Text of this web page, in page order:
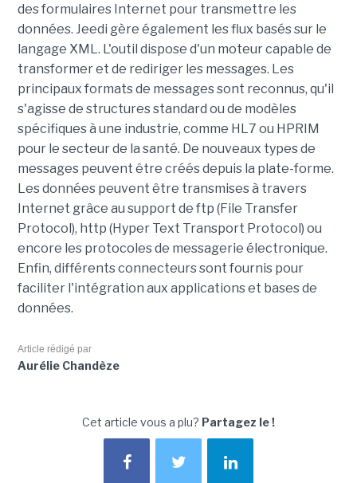
des formulaires Internet pour transmettre les
données. Jeedi gère également les flux basés sur le
langage XML. L'outil dispose d'un moteur capable de
transformer et de rediriger les messages. Les
principaux formats de messages sont reconnus, qu'il
s'agisse de structures standard ou de modèles
spécifiques à une industrie, comme HL7 ou HPRIM
pour le secteur de la santé. De nouveaux types de
messages peuvent être créés depuis la plate-forme.
Les données peuvent être transmises à travers
Internet grâce au support de ftp (File Transfer
Protocol), http (Hyper Text Transport Protocol) ou
encore les protocoles de messagerie électronique.
Enfin, différents connecteurs sont fournis pour
faciliter l'intégration aux applications et bases de
données.
Article rédigé par
Aurélie Chandèze
Cet article vous a plu? Partagez le !